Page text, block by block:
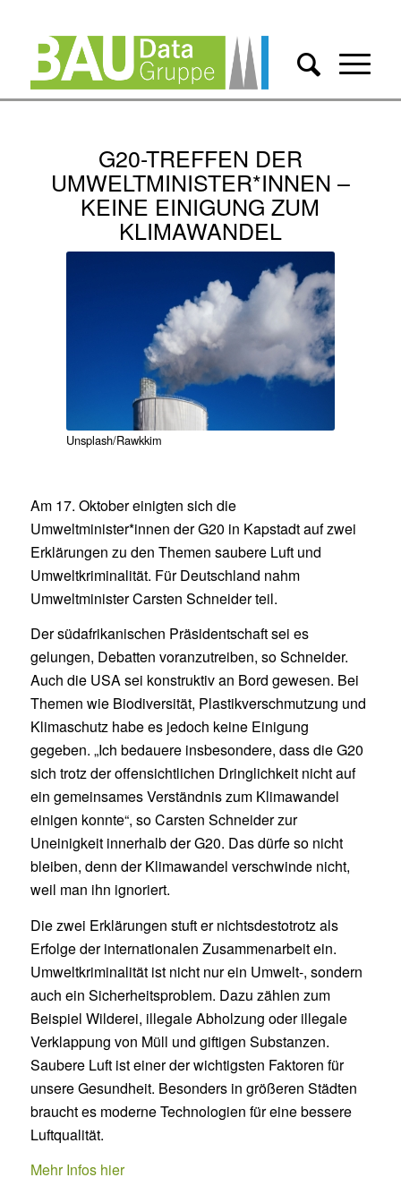
G20-TREFFEN DER
UMWELTMINISTER*INNEN –
KEINE EINIGUNG ZUM
KLIMAWANDEL
Unsplash/Rawkkim
Am 17. Oktober einigten sich die
Umweltminister*innen der G20 in Kapstadt auf zwei
Erklärungen zu den Themen saubere Luft und
Umweltkriminalität. Für Deutschland nahm
Umweltminister Carsten Schneider teil.
Der südafrikanischen Präsidentschaft sei es
gelungen, Debatten voranzutreiben, so Schneider.
Auch die USA sei konstruktiv an Bord gewesen. Bei
Themen wie Biodiversität, Plastikverschmutzung und
Klimaschutz habe es jedoch keine Einigung
gegeben. „Ich bedauere insbesondere, dass die G20
sich trotz der offensichtlichen Dringlichkeit nicht auf
ein gemeinsames Verständnis zum Klimawandel
einigen konnte“, so Carsten Schneider zur
Uneinigkeit innerhalb der G20. Das dürfe so nicht
bleiben, denn der Klimawandel verschwinde nicht,
weil man ihn ignoriert.
Die zwei Erklärungen stuft er nichtsdestotrotz als
Erfolge der internationalen Zusammenarbeit ein.
Umweltkriminalität ist nicht nur ein Umwelt-, sondern
auch ein Sicherheitsproblem. Dazu zählen zum
Beispiel Wilderei, illegale Abholzung oder illegale
Verklappung von Müll und giftigen Substanzen.
Saubere Luft ist einer der wichtigsten Faktoren für
unsere Gesundheit. Besonders in größeren Städten
braucht es moderne Technologien für eine bessere
Luftqualität.
Mehr Infos hier